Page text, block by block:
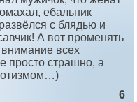
ебальник
с блядью и
А вот променять
всех
просто страшно, а
6